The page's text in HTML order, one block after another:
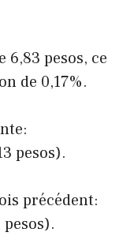
6,83 pesos, ce
de 0,17%.
pesos).
précédent: